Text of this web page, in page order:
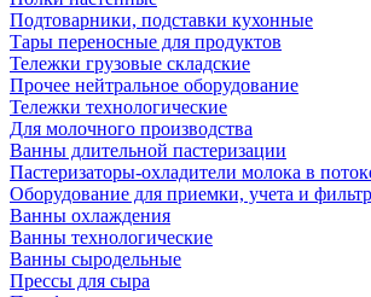
Подтоварники, подставки кухонные
Тары переносные для продуктов
Тележки грузовые складские
Прочее нейтральное оборудование
Тележки технологические
Для молочного производства
Ванны длительной пастеризации
Пастеризаторы-охладители молока в
Оборудование для приемки, учета и
Ванны охлаждения
Ванны технологические
Ванны сыродельные
Прессы для сыра